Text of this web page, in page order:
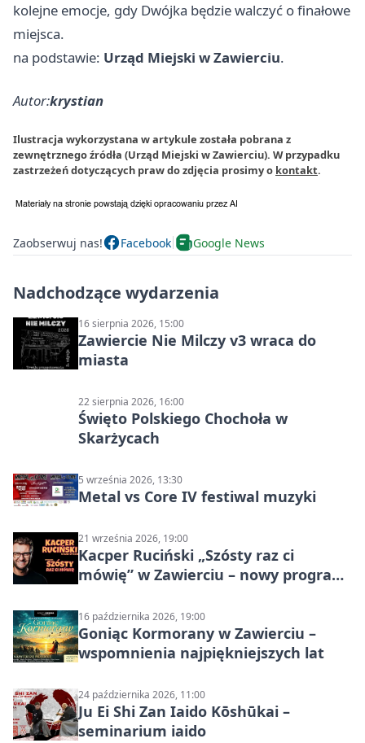
kolejne emocje, gdy Dwójka będzie walczyć o finałowe
miejsca.
na podstawie: Urząd Miejski w Zawierciu.
Autor:krystian
Ilustracja wykorzystana w artykule została pobrana z
zewnętrznego źródła (Urząd Miejski w Zawierciu). W przypadku
zastrzeżeń dotyczących praw do zdjęcia prosimy o kontakt.
Zaobserwuj nas! Facebook Google News
Nadchodzące wydarzenia
16 sierpnia 2026, 15:00
Zawiercie Nie Milczy v3 wraca do
miasta
22 sierpnia 2026, 16:00
Święto Polskiego Chochoła w
Skarżycach
5 września 2026, 13:30
Metal vs Core IV festiwal muzyki
21 września 2026, 19:00
Kacper Ruciński „Szósty raz ci
mówię” w Zawierciu – nowy program
16 października 2026, 19:00
Goniąc Kormorany w Zawierciu –
wspomnienia najpiękniejszych lat
24 października 2026, 11:00
Ju Ei Shi Zan Iaido Kōshūkai –
seminarium iaido